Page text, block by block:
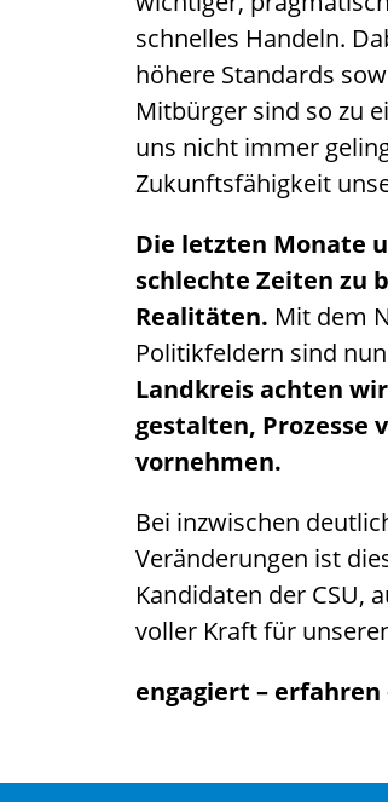
schnelles Handeln.
höhere Standards
Mitbürger sind so zu
uns nicht immer
Zukunftsfähigkeit
Die letzten Monate
schlechte Zeiten zu
Realitäten. Mit dem
Politikfeldern sind
Landkreis achten
gestalten, Prozesse
vornehmen.
Bei inzwischen
Veränderungen ist
Kandidaten der CSU,
voller Kraft für
engagiert –